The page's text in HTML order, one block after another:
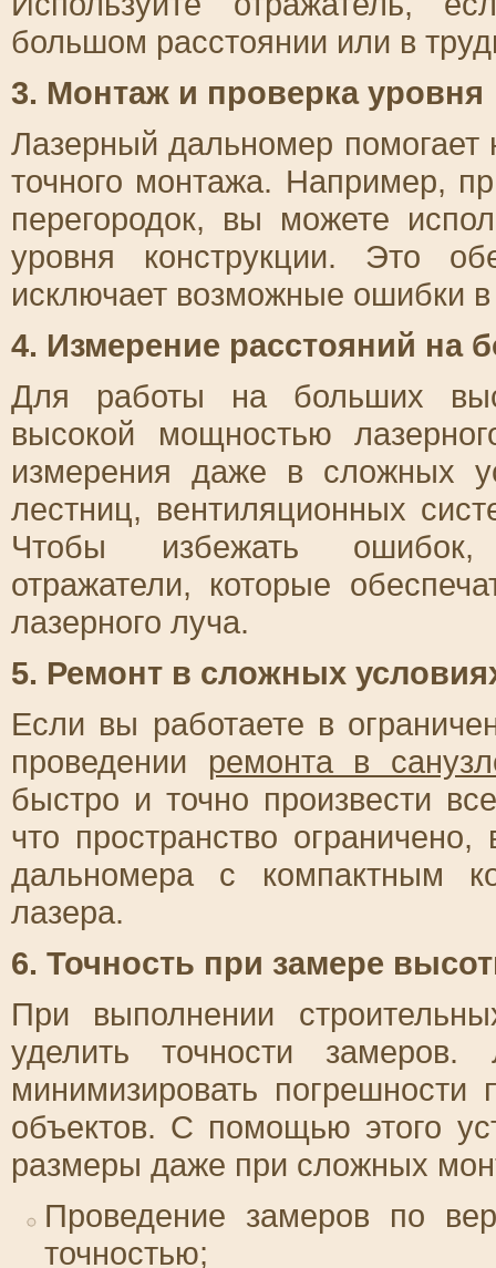
большом расстоянии или в
3. Монтаж и проверка уровня
Лазерный дальномер
точного монтажа. Например,
перегородок, вы можете
уровня конструкции. Это
исключает возможные ошибки в
4. Измерение расстояний на
Для работы на больших
высокой мощностью
измерения даже в сложных
лестниц, вентиляционных
Чтобы избежать ошибок,
отражатели, которые
лазерного луча.
5. Ремонт в сложных
Если вы работаете в
проведении ремонта в
быстро и точно произвести
что пространство
дальномера с компактным
лазера.
6. Точность при замере
При выполнении
уделить точности замеров.
минимизировать
объектов. С помощью этого
размеры даже при сложных
Проведение замеров по
точностью;